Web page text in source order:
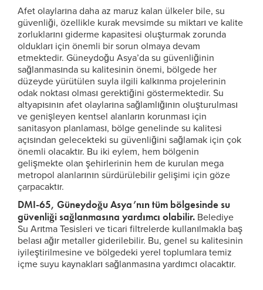
Afet olaylarına daha az maruz kalan ülkeler bile, su
güvenliği, özellikle kurak mevsimde su miktarı ve kalite
zorluklarını giderme kapasitesi oluşturmak zorunda
oldukları için önemli bir sorun olmaya devam
etmektedir. Güneydoğu Asya’da su güvenliğinin
sağlanmasında su kalitesinin önemi, bölgede her
düzeyde yürütülen suyla ilgili kalkınma projelerinin
odak noktası olması gerektiğini göstermektedir. Su
altyapısının afet olaylarına sağlamlığının oluşturulması
ve genişleyen kentsel alanların korunması için
sanitasyon planlaması, bölge genelinde su kalitesi
açısından gelecekteki su güvenliğini sağlamak için çok
önemli olacaktır. Bu iki eylem, hem bölgenin
gelişmekte olan şehirlerinin hem de kurulan mega
metropol alanlarının sürdürülebilir gelişimi için göze
çarpacaktır.
DMI-65, Güneydoğu Asya’nın tüm bölgesinde su
güvenliği sağlanmasına yardımcı olabilir. Belediye
Su Arıtma Tesisleri ve ticari filtrelerde kullanılmakla baş
belası ağır metaller giderilebilir. Bu, genel su kalitesinin
iyileştirilmesine ve bölgedeki yerel toplumlara temiz
içme suyu kaynakları sağlanmasına yardımcı olacaktır.